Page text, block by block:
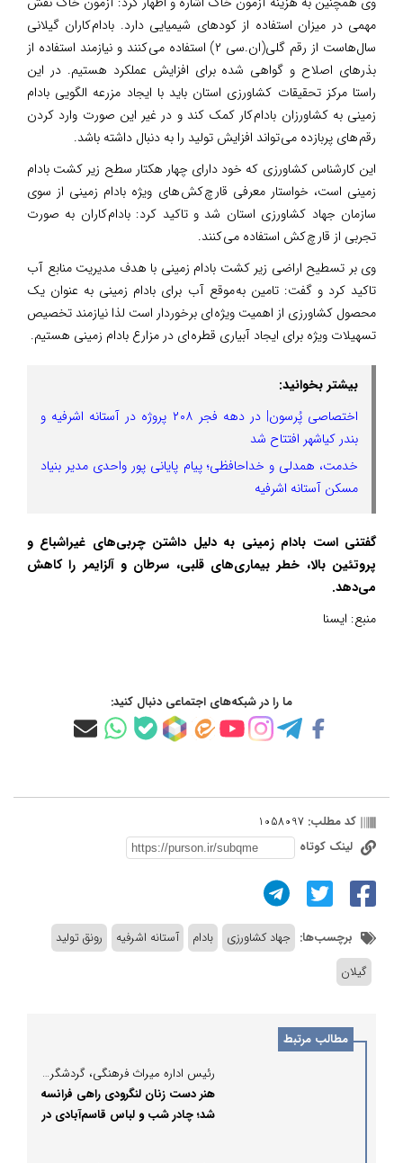
مهمی در میزان استفاده از کودهای شیمیایی دارد. بادام کاران گیلانی
سال‌هاست از رقم گلی(ان.سی ۲) استفاده می کنند و نیازمند استفاده از
بذرهای اصلاح و گواهی شده برای افزایش عملکرد هستیم. در این
راستا مرکز تحقیقات کشاورزی استان باید با ایجاد مزرعه الگویی بادام
زمینی به کشاورزان بادام کار کمک کند و در غیر این صورت وارد کردن
رقم های پربازده می تواند افزایش تولید را به دنبال داشته باشد.
این کارشناس کشاورزی که خود دارای چهار هکتار سطح زیر کشت بادام
زمینی است، خواستار معرفی قارچ کش های ویژه بادام زمینی از سوی
سازمان جهاد کشاورزی استان شد و تاکید کرد: بادام کاران به صورت
تجربی از قارچ کش استفاده می کنند.
وی بر تسطیح اراضی زیر کشت بادام زمینی با هدف مدیریت منابع آب
تاکید کرد و گفت: تامین به موقع آب برای بادام زمینی به عنوان یک
محصول کشاورزی از اهمیت ویژه ای برخوردار است لذا نیازمند تخصیص
تسهیلات ویژه برای ایجاد آبیاری قطره ای در مزارع بادام زمینی هستیم.
بیشتر بخوانید:
اختصاصی پُرسون| در دهه فجر ۲۰۸ پروژه در آستانه اشرفیه و
بندر کیاشهر افتتاح شد
خدمت، همدلی و خداحافظی؛ پیام پایانی پور واحدی مدیر بنیاد
مسکن آستانه‌ اشرفیه
گفتنی است بادام زمینی به دلیل داشتن چربی‌های غیراشباع و
پروتئین بالا، خطر بیماری‌های قلبی، سرطان و آلزایمر را کاهش
می‌دهد.
منبع: ایسنا
ما را در شبکه‌های اجتماعی دنبال کنید:
کد مطلب: 1058097
لینک کوتاه
برچسب‌ها: جهاد کشاورزی بادام آستانه اشرفیه
رونق تولید
گیلان
مطالب مرتبط
رئیس اداره میراث فرهنگی، گردشگری و صنایع دستی لنگرود خبر داد:
هنر دست زنان لنگرودی راهی فرانسه
شد؛ چادر شب و لباس قاسم‌آبادی در